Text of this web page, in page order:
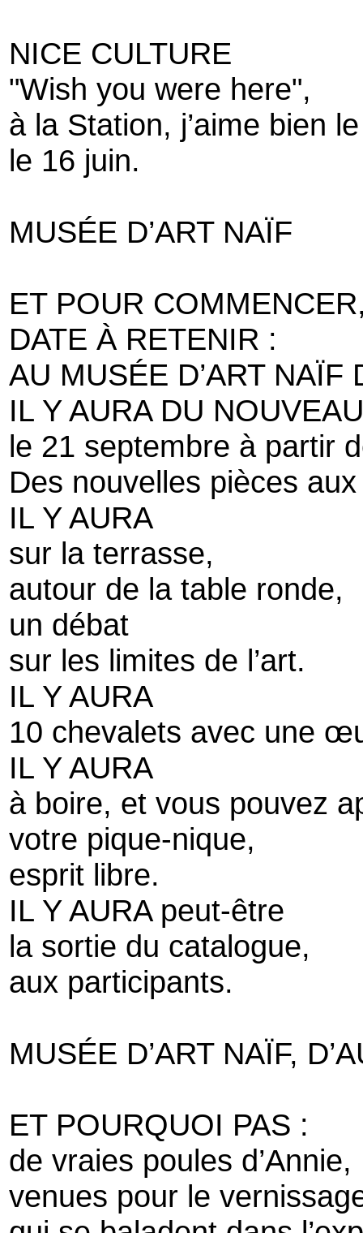
NICE CULTURE
"Wish you were here",
à la Station, j’aime bien
le 16 juin.
MUSÉE D’ART NAÏF
ET POUR
DATE À RETENIR :
AU MUSÉE D’ART NAÏF
IL Y AURA DU NOUVEAU
le 21 septembre à partir
Des nouvelles pièces
IL Y AURA
sur la terrasse,
autour de la table ronde,
un débat
sur les limites de l’art.
IL Y AURA
10 chevalets avec une
IL Y AURA
à boire, et vous pouvez
votre pique-nique,
esprit libre.
IL Y AURA peut-être
la sortie du catalogue,
aux participants.
MUSÉE D’ART NAÏF,
ET POURQUOI PAS :
de vraies poules d’Annie,
venues pour le